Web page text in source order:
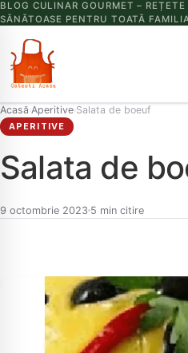
BLOG CULINAR GOURMET – REȚETE
SĂNĂTOASE PENTRU TOATĂ
Acasă›Aperitive›Salata de boeuf
APERITIVE
Salata de
9 octombrie 2023 5 min citire